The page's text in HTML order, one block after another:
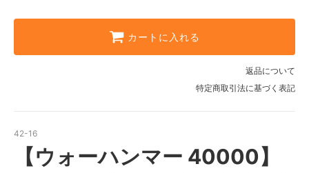
カートに入れる
返品について
特定商取引法に基づく表記
42-16
【ウォーハンマー 40000】